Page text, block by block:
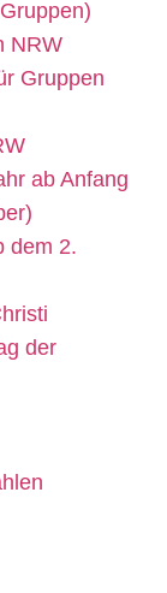
NRW
Gruppen
ab Anfang
dem 2.
der